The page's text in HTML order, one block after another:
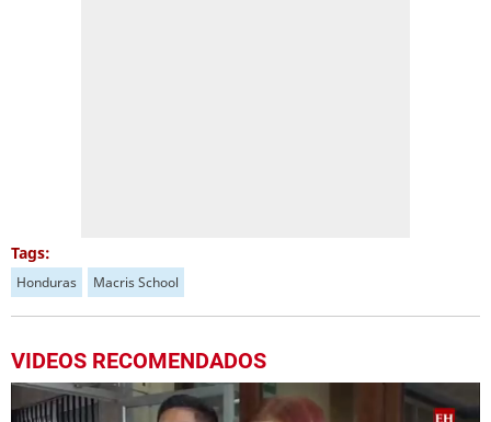
Tags:
Honduras Macris School
VIDEOS RECOMENDADOS